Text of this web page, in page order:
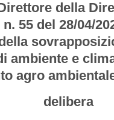
della
55 del 28/04/
ambiente e
agro
delibera